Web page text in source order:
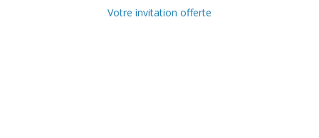
Votre invitation offerte